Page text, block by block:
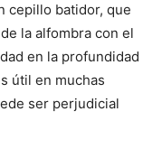
cepillo batidor, que
la alfombra con el
en la profundidad
útil en muchas
ser perjudicial